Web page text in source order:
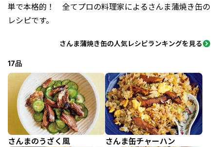
単で本格的！ 全てプロの料理家によるさんま蒲焼き缶の
レシピです。
さんま蒲焼き缶の人気レシピランキングを見る
17品
さんまのうざく風 さんま缶チャーハン